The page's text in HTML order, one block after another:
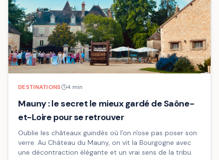
DESTINATIONS 4 min
Mauny : le secret le mieux gardé de Saône-
et-Loire pour se retrouver
Oublie les châteaux guindés où l'on n'ose pas poser son
verre. Au Château du Mauny, on vit la Bourgogne avec
une décontraction élégante et un vrai sens de la tribu.